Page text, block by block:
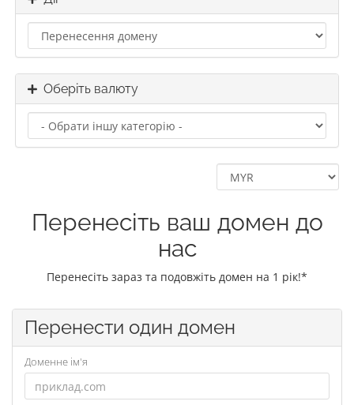
Оберіть валюту
Перенесіть ваш домен до
нас
Перенесіть зараз та подовжіть домен на 1 рік!*
Перенести один домен
Доменне ім'я